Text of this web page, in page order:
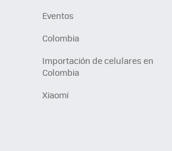
Eventos
Colombia
Importación de celulares en
Colombia
Xiaomi